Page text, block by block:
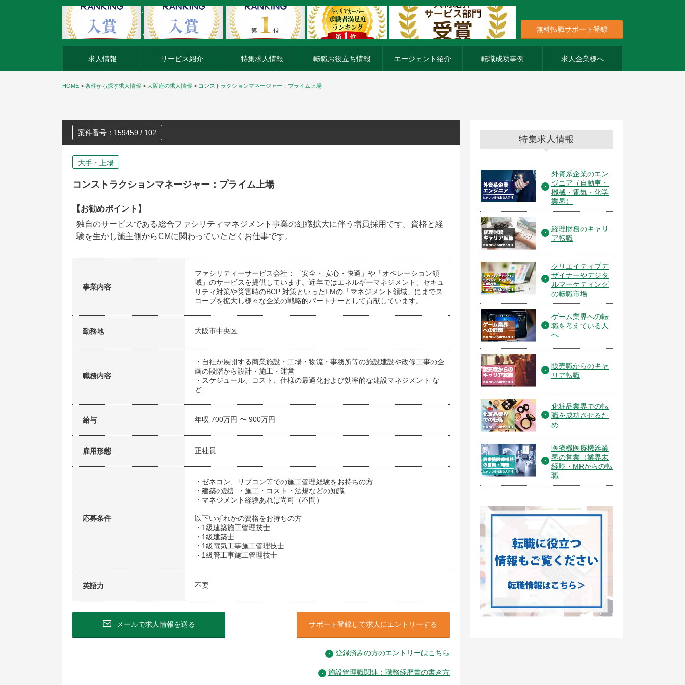
外資系企業の転職・キャリア転職ならアージスジャパン
無料転職サポート登録
求人情報 サービス紹介 特集求人情報 転職お役立ち情報 エージェント紹介 転職成功事例 求人企業様へ
HOME > 条件から探す求人情報 > 大阪府の求人情報 > コンストラクションマネージャー：プライム上場
案件番号：159459 / 102
大手・上場
コンストラクションマネージャー：プライム上場
【お勧めポイント】
独自のサービスである総合ファシリティマネジメント事業の組織拡大に伴う増員採用です。資格と経
験を生かし施主側からCMに関わっていただくお仕事です。
事業内容
ファシリティーサービス会社：「安全・ 安心・快適」や「オペレーション領
域」のサービスを提供しています。近年ではエネルギーマネジメント、セキュ
リティ対策や災害時のBCP 対策といったFMの「マネジメント領域」にまでス
コープを拡大し様々な企業の戦略的パートナーとして貢献しています。
勤務地 大阪市中央区
職務内容
・自社が展開する商業施設・工場・物流・事務所等の施設建設や改修工事の企
画の段階から設計・施工・運営
・スケジュール、コスト、仕様の最適化および効率的な建設マネジメント な
ど
給与 年収 700万円 〜 900万円
雇用形態 正社員
応募条件
・ゼネコン、サブコン等での施工管理経験をお持ちの方
・建築の設計・施工・コスト・法規などの知識
・マネジメント経験あれば尚可（不問）
以下いずれかの資格をお持ちの方
・1級建築施工管理技士
・1級建築士
・1級電気工事施工管理技士
・1級管工事施工管理技士
英語力 不要
メールで求人情報を送る サポート登録して求人にエントリーする
登録済みの方のエントリーはこちら
施設管理職関連：職務経歴書の書き方
特集求人情報
外資系企業のエン
ジニア（自動車・
機械・電気・化学
業界）
経理財務のキャリ
ア転職
クリエイティブデ
ザイナーやデジタ
ルマーケティング
の転職市場
ゲーム業界への転
職を考えている人
へ
販売職からのキャ
リア転職
化粧品業界での転
職を成功させるた
め
医療機医療機器業
界の営業（業界未
経験・MRからの転
職